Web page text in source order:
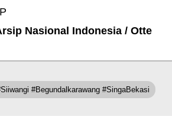
Nasional Indonesia / Otte
#Begundalkarawang #SingaBekasi